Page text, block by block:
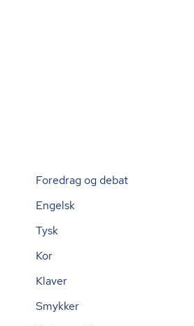
Foredrag og debat
Engelsk
Tysk
Kor
Klaver
Smykker